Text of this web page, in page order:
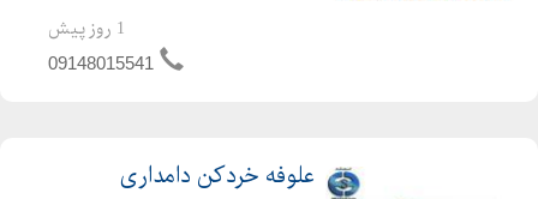
حالت کره تولید شده در سطح مایع
مخلوط شده و بحال...
1 روز پیش
09148015541
علوفه خردکن دامداری